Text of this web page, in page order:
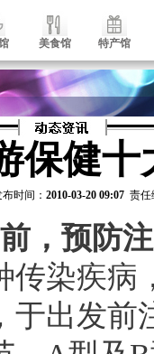
美食馆 特产馆
保健十
时间： 2010-03-20 09:07责任
预防注
染疾病
于出发前